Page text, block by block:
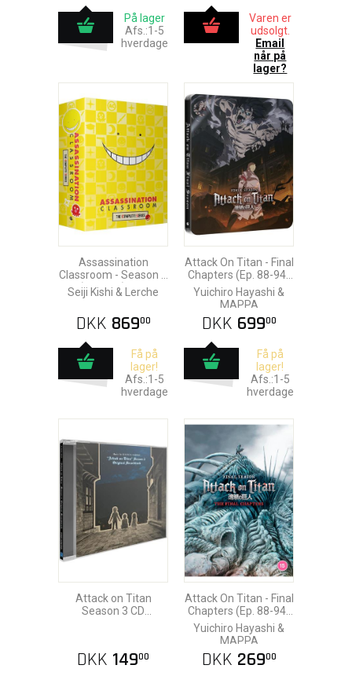
På lager
Afs.:1-5
hverdage
Varen er
udsolgt.
Email
når på
lager?
Assassination
Classroom - Season 1
& 2 (Blu-Ray) Limited
Edition
Seiji Kishi & Lerche
DKK 86900
Få på
lager!
Afs.:1-5
hverdage
Attack On Titan - Final
Chapters (Ep. 88-94)
Blu-Ray Steelbook
Yuichiro Hayashi &
MAPPA
DKK 69900
Få på
lager!
Afs.:1-5
hverdage
Attack on Titan
Season 3 CD
DKK 14900
Attack On Titan - Final
Chapters (Ep. 88-94)
DVD
Yuichiro Hayashi &
MAPPA
DKK 26900